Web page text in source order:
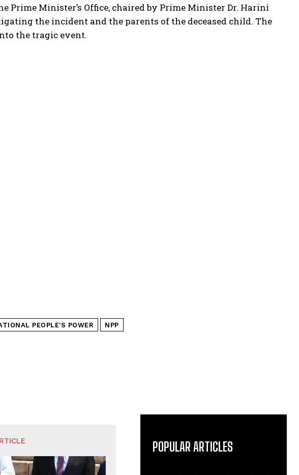
Prime Minister’s Office, chaired by Prime Minister Dr. Harini
the incident and the parents of the deceased child. The
the tragic event.
PEOPLE'S POWER NPP
POPULAR ARTICLES